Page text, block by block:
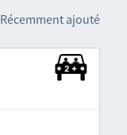
Récemment ajouté